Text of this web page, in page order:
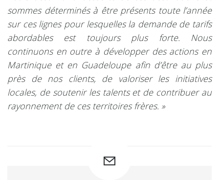
sommes déterminés à être présents toute l’année
sur ces lignes pour lesquelles la demande de tarifs
abordables est toujours plus forte. Nous
continuons en outre à développer des actions en
Martinique et en Guadeloupe afin d’être au plus
près de nos clients, de valoriser les initiatives
locales, de soutenir les talents et de contribuer au
rayonnement de ces territoires frères. »